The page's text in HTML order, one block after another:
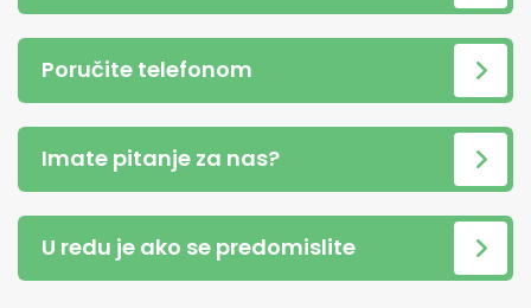
Poručite telefonom
Imate pitanje za nas?
U redu je ako se predomislite